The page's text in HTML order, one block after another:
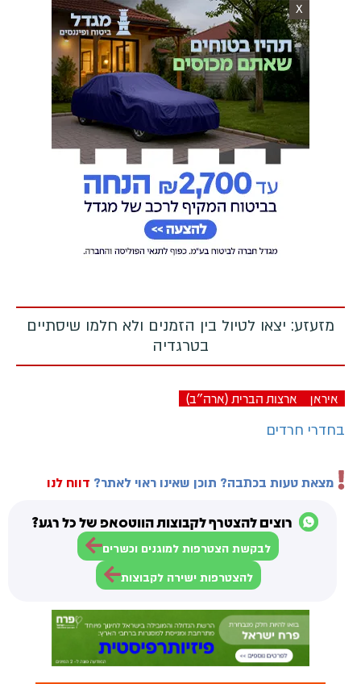
X
מזעזע: יצאו לטיול בין הזמנים ולא חלמו שיסתיים
בטרגדיה
איראן ארצות הברית (ארה"ב)
בחדרי חרדים
מצאת טעות בכתבה? תוכן שאינו ראוי לאתר? דווח לנו
רוצים להצטרף לקבוצות הווטסאפ של כל רגע?
לבקשת הצטרפות למוגנים וכשרים
להצטרפות ישירה לקבוצות